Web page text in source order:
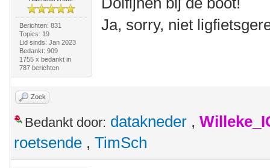
Berichten: 831
Topics: 19
Lid sinds: Jan 2023
Bedankt: 909
1755 x bedankt in
787 berichten
Ja, sorry, niet
Zoek
Bedankt door: datakneder ,
roetsende , TimSch